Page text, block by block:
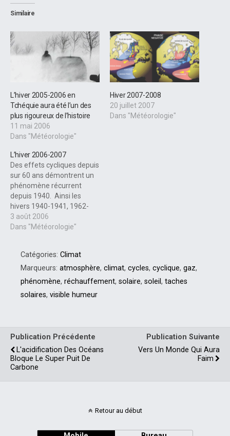
Similaire
L’hiver 2005-2006 en
Tchéquie aura été l’un des
plus rigoureux de l’histoire
11 mai 2006
Dans "Météorologie"
Hiver 2007-2008
20 juillet 2007
Dans "Météorologie"
L’hiver 2006-2007
Des effets cycliques depuis
sur 60 ans démontrent un
phénomène récurrent
depuis 1940. Ainsi les
hivers 1940-1941, 1962-
1963, 1984-1985 et enfin
cela sera 2006-2007 pour
solaires sont directement
liées à l'état d'activité de
notre astre. On a constaté
augmente…
3 août 2006
Dans "Météorologie"
Catégories: Climat
Marqueurs: atmosphère, climat, cycles, cyclique, gaz,
phénomène, réchauffement, solaire, soleil, taches
solaires, visible humeur
Publication Précédente
L'acidification Des Océans
Bloque Le Super Puit De
Carbone
Publication Suivante
Vers Un Monde Qui Aura
Faim
Retour au début